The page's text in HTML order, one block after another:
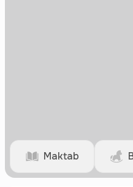
Maktab